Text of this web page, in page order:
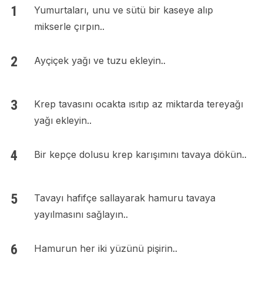
Yumurtaları, unu ve sütü bir kaseye alıp
mikserle çırpın..
Ayçiçek yağı ve tuzu ekleyin..
Krep tavasını ocakta ısıtıp az miktarda tereyağı
yağı ekleyin..
Bir kepçe dolusu krep karışımını tavaya dökün..
Tavayı hafifçe sallayarak hamuru tavaya
yayılmasını sağlayın..
Hamurun her iki yüzünü pişirin..